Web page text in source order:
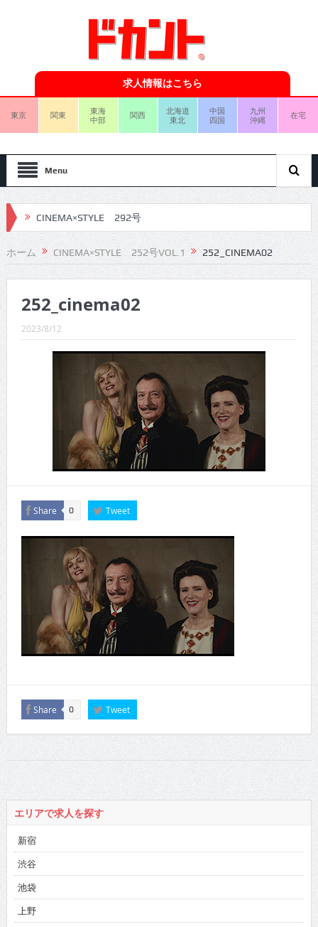
求人情報はこちら
東京 関東
東海
中部
関西
北海道
東北
中国
四国
九州
沖縄
在宅
Menu
CINEMA×STYLE 292号
CINEMA×STYLE 291号
CINEMA×STYLE 290号
CINEMA×STYLE 289号
CINEMA×STYLE 288号
CINEMA×STYLE 287号
CINEMA×STYLE 286号
CINEMA×STYLE 285号
CINEMA×STYLE 294号
CINEMA×STYLE 293号
ホーム CINEMA×STYLE 252号VOL.1 252_CINEMA02
252_cinema02
2023/8/12
Share 0 Tweet
Share 0 Tweet
エリアで求人を探す
新宿
渋谷
池袋
上野